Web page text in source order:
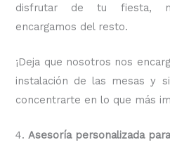
disfrutar de tu fiesta,
encargamos del resto.
¡Deja que nosotros nos
instalación de las mesas y
concentrarte en lo que más
4.Asesoría personalizada